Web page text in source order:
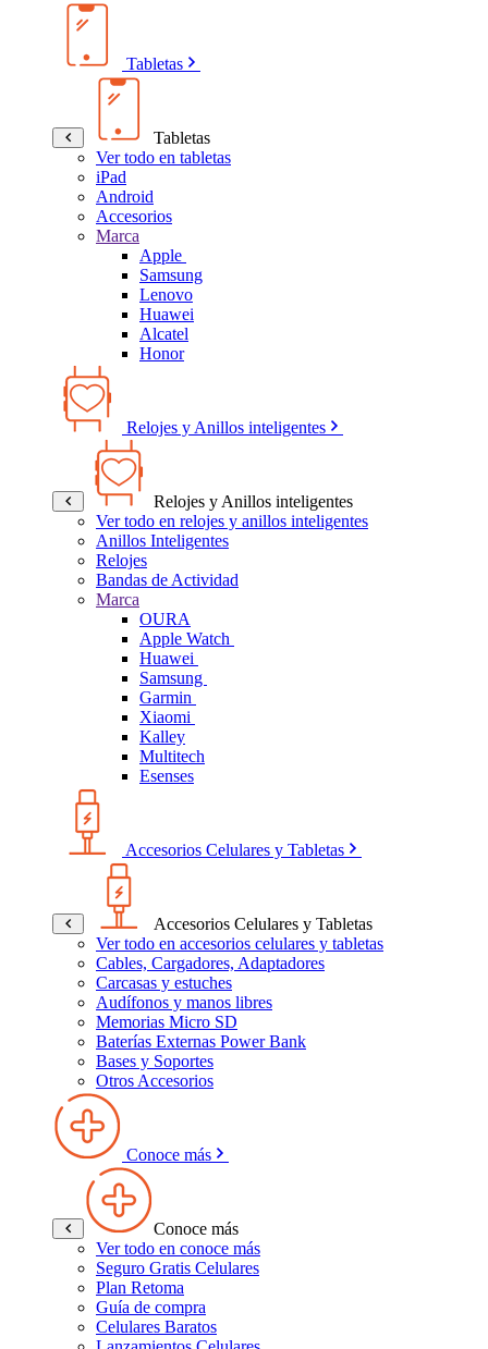
Tabletas
Tabletas
Ver todo en tabletas
iPad
Android
Accesorios
Marca
Apple
Samsung
Lenovo
Huawei
Alcatel
Honor
Relojes y Anillos inteligentes
Relojes y Anillos inteligentes
Ver todo en relojes y anillos inteligentes
Anillos Inteligentes
Relojes
Bandas de Actividad
Marca
OURA
Apple Watch
Huawei
Samsung
Garmin
Xiaomi
Kalley
Multitech
Esenses
Accesorios Celulares y Tabletas
Accesorios Celulares y Tabletas
Ver todo en accesorios celulares y tabletas
Cables, Cargadores, Adaptadores
Carcasas y estuches
Audífonos y manos libres
Memorias Micro SD
Baterías Externas Power Bank
Bases y Soportes
Otros Accesorios
Conoce más
Conoce más
Ver todo en conoce más
Seguro Gratis Celulares
Plan Retoma
Guía de compra
Celulares Baratos